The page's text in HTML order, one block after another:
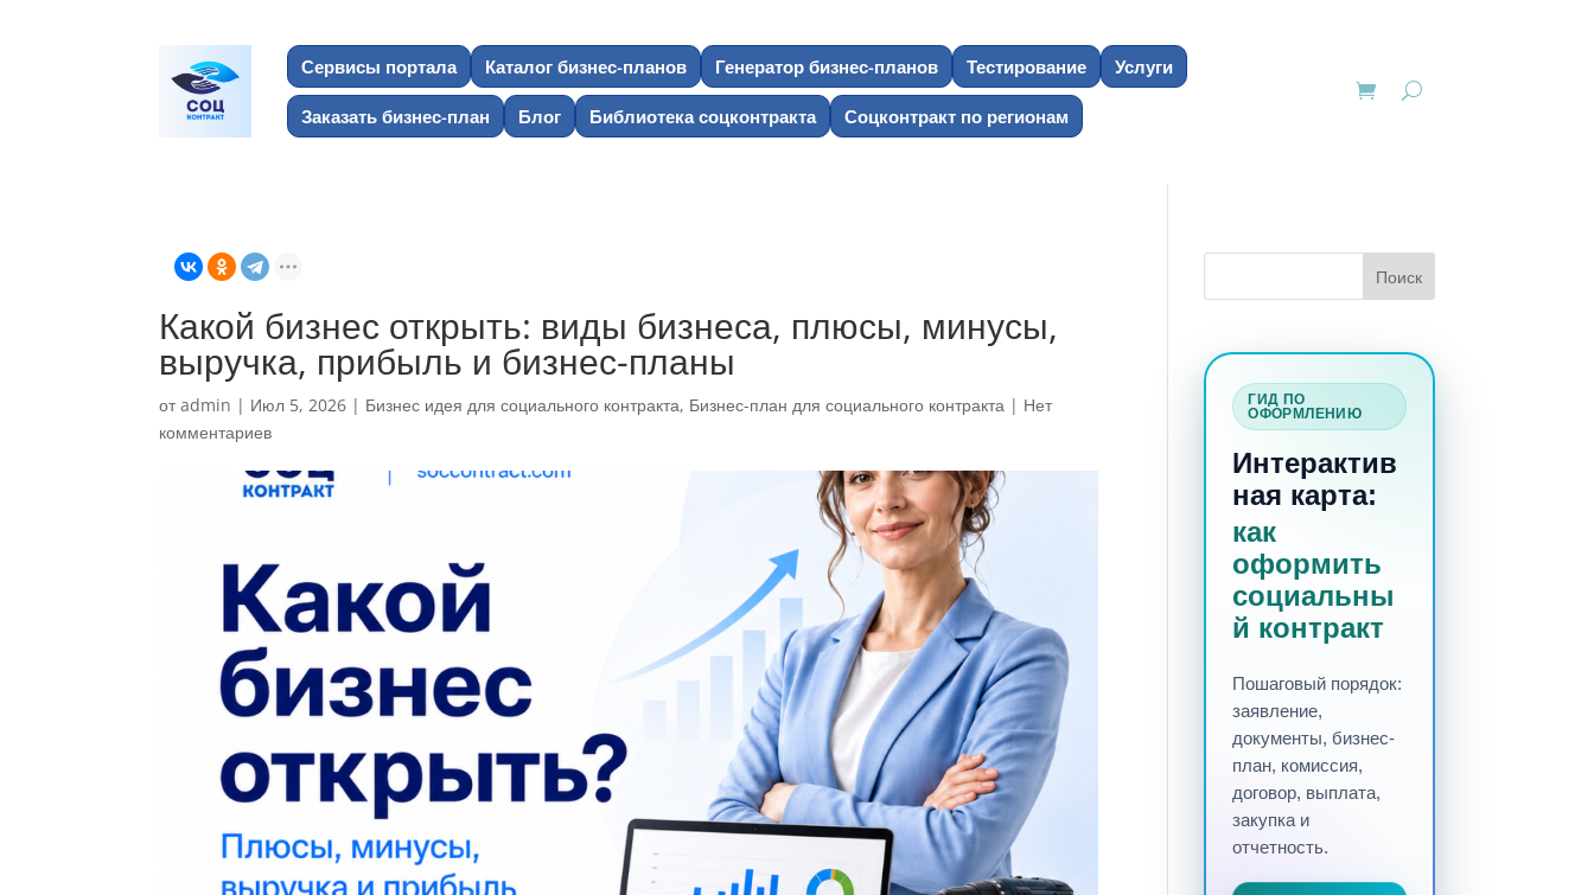
Сервисы портала Каталог бизнес-планов Генератор бизнес-планов Тестирование Услуги
Заказать бизнес-план Блог Библиотека соцконтракта Соцконтракт по регионам
Какой бизнес открыть: виды бизнеса, плюсы, минусы,
выручка, прибыль и бизнес-планы
отadmin | Июл 5, 2026 | Бизнес идея для социального контракта, Бизнес-план для социального контракта | Нет
комментариев
ГИД ПО
ОФОРМЛЕНИЮ
Интерактив
ная карта:
как
оформить
социальны
й контракт
Пошаговый порядок:
заявление,
документы, бизнес-
план, комиссия,
договор, выплата,
закупка и
отчетность.